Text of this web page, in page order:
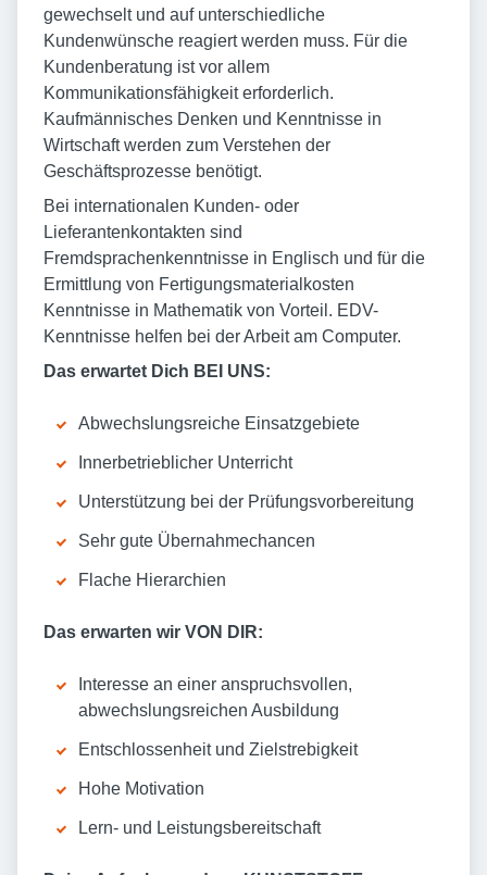
gewechselt und auf unterschiedliche
Kundenwünsche reagiert werden muss. Für die
Kundenberatung ist vor allem
Kommunikationsfähigkeit erforderlich.
Kaufmännisches Denken und Kenntnisse in
Wirtschaft werden zum Verstehen der
Geschäftsprozesse benötigt.
Bei internationalen Kunden- oder
Lieferantenkontakten sind
Fremdsprachenkenntnisse in Englisch und für die
Ermittlung von Fertigungsmaterialkosten
Kenntnisse in Mathematik von Vorteil. EDV-
Kenntnisse helfen bei der Arbeit am Computer.
Das erwartet Dich BEI UNS:
Abwechslungsreiche Einsatzgebiete
Innerbetrieblicher Unterricht
Unterstützung bei der Prüfungsvorbereitung
Sehr gute Übernahmechancen
Flache Hierarchien
Das erwarten wir VON DIR:
Interesse an einer anspruchsvollen,
abwechslungsreichen Ausbildung
Entschlossenheit und Zielstrebigkeit
Hohe Motivation
Lern- und Leistungsbereitschaft